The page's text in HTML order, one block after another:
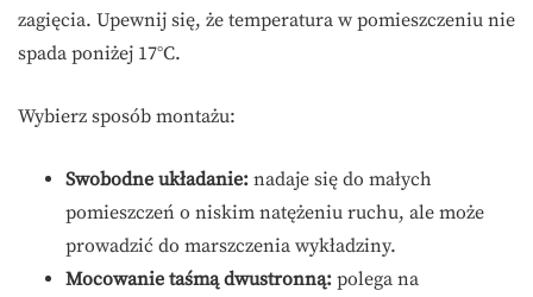
zagięcia. Upewnij się, że temperatura w pomieszczeniu nie
spada poniżej 17°C.
Wybierz sposób montażu:
Swobodne układanie: nadaje się do małych
pomieszczeń o niskim natężeniu ruchu, ale może
prowadzić do marszczenia wykładziny.
Mocowanie taśmą dwustronną: polega na